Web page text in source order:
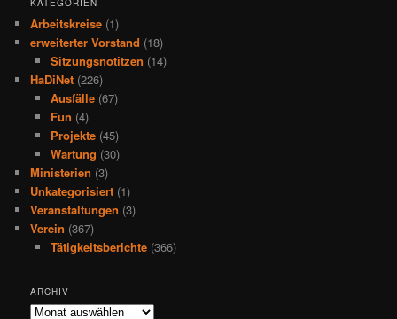
KATEGORIEN
Arbeitskreise (1)
erweiterter Vorstand (18)
Sitzungsnotitzen (14)
HaDiNet (226)
Ausfälle(67)
Fun (4)
Projekte(45)
Wartung (30)
Ministerien (3)
Unkategorisiert (1)
Veranstaltungen (3)
Verein (367)
Tätigkeitsberichte(366)
ARCHIV
Archiv